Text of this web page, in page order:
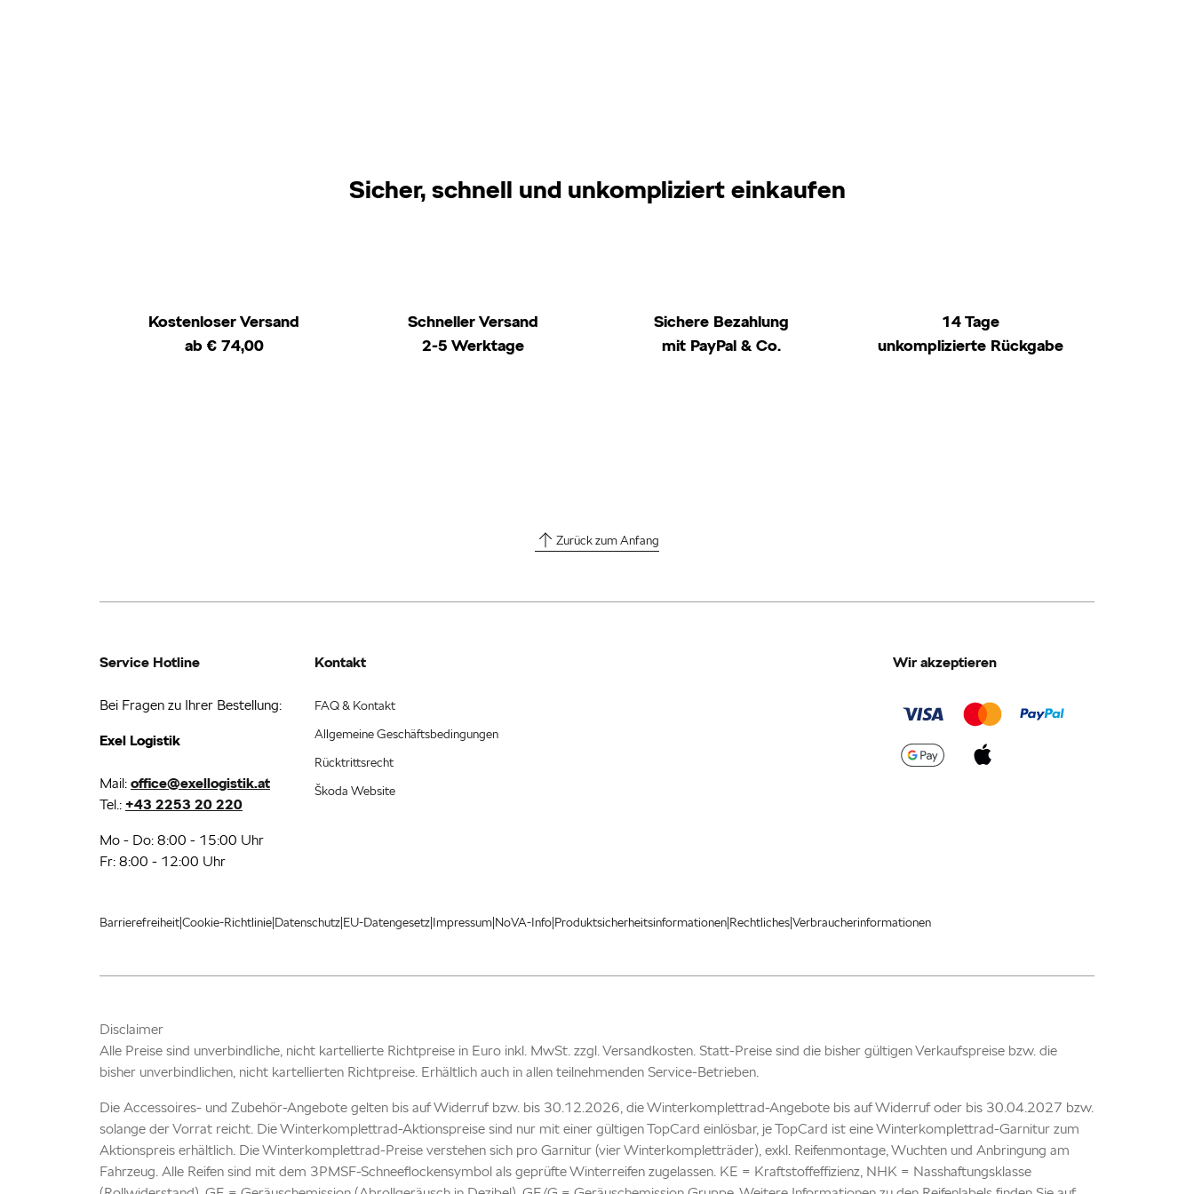
Sicher, schnell und unkompliziert einkaufen
Kostenloser Versand
ab € 74,00
Schneller Versand
2-5 Werktage
Sichere Bezahlung
mit PayPal & Co.
14 Tage
unkomplizierte Rückgabe
Zurück zum Anfang
Service Hotline
Bei Fragen zu Ihrer Bestellung:
Exel Logistik
Mail: office@exellogistik.at
Tel.: +43 2253 20 220
Mo - Do: 8:00 - 15:00 Uhr
Fr: 8:00 - 12:00 Uhr
Kontakt
FAQ & Kontakt
Allgemeine Geschäftsbedingungen
Rücktrittsrecht
Škoda Website
Wir akzeptieren
Barrierefreiheit|Cookie-Richtlinie|Datenschutz|EU-Datengesetz|Impressum|NoVA-Info|Produktsicherheitsinformationen|Rechtliches|Verbraucherinformationen
Disclaimer
Alle Preise sind unverbindliche, nicht kartellierte Richtpreise in Euro inkl. MwSt. zzgl. Versandkosten. Statt-Preise sind die bisher gültigen Verkaufspreise bzw. die
bisher unverbindlichen, nicht kartellierten Richtpreise. Erhältlich auch in allen teilnehmenden Service-Betrieben.
Die Accessoires- und Zubehör-Angebote gelten bis auf Widerruf bzw. bis 30.12.2026, die Winterkomplettrad-Angebote bis auf Widerruf oder bis 30.04.2027 bzw.
solange der Vorrat reicht. Die Winterkomplettrad-Aktionspreise sind nur mit einer gültigen TopCard einlösbar, je TopCard ist eine Winterkomplettrad-Garnitur zum
Aktionspreis erhältlich. Die Winterkomplettrad-Preise verstehen sich pro Garnitur (vier Winterkompletträder), exkl. Reifenmontage, Wuchten und Anbringung am
Fahrzeug. Alle Reifen sind mit dem 3PMSF-Schneeflockensymbol als geprüfte Winterreifen zugelassen. KE = Kraftstoffeffizienz, NHK = Nasshaftungsklasse